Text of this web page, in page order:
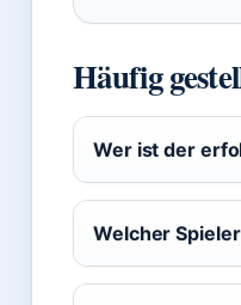
Häufig
Wer ist der
Welcher